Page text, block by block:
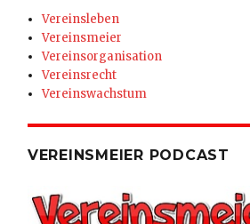
Vereinsleben
Vereinsmeier
Vereinsorganisation
Vereinsrecht
Vereinswachstum
VEREINSMEIER PODCAST